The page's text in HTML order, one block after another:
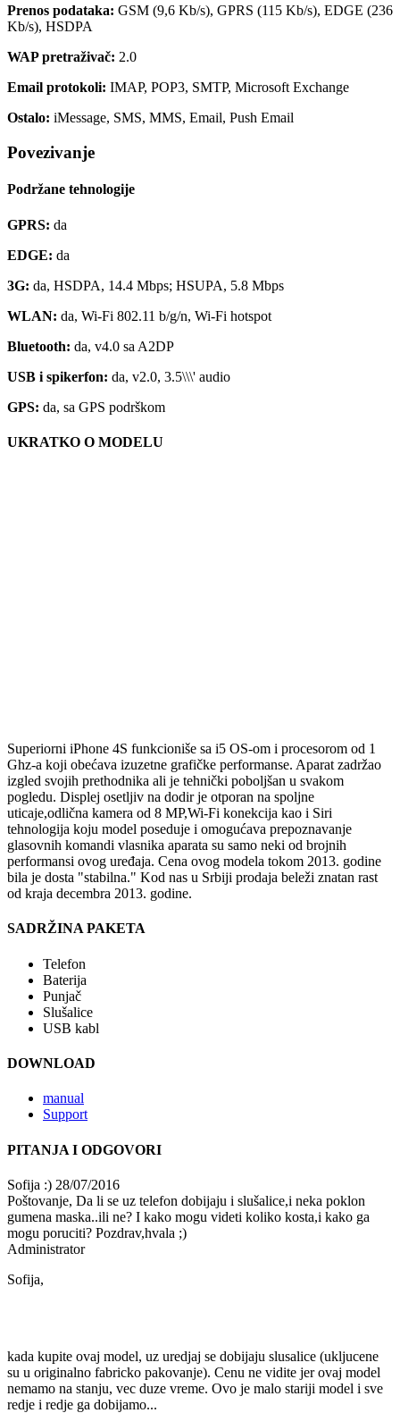
Prenos podataka: GSM (9,6 Kb/s), GPRS (115 Kb/s), EDGE (236
Kb/s), HSDPA
WAP pretraživač: 2.0
Email protokoli: IMAP, POP3, SMTP, Microsoft Exchange
Ostalo: iMessage, SMS, MMS, Email, Push Email
Povezivanje
Podržane tehnologije
GPRS: da
EDGE: da
3G: da, HSDPA, 14.4 Mbps; HSUPA, 5.8 Mbps
WLAN: da, Wi-Fi 802.11 b/g/n, Wi-Fi hotspot
Bluetooth: da, v4.0 sa A2DP
USB i spikerfon: da, v2.0, 3.5\\\' audio
GPS: da, sa GPS podrškom
UKRATKO O MODELU
Superiorni iPhone 4S funkcioniše sa i5 OS-om i procesorom od 1
Ghz-a koji obećava izuzetne grafičke performanse. Aparat zadržao
izgled svojih prethodnika ali je tehnički poboljšan u svakom
pogledu. Displej osetljiv na dodir je otporan na spoljne
uticaje,odlična kamera od 8 MP,Wi-Fi konekcija kao i Siri
tehnologija koju model poseduje i omogućava prepoznavanje
glasovnih komandi vlasnika aparata su samo neki od brojnih
performansi ovog uređaja. Cena ovog modela tokom 2013. godine
bila je dosta "stabilna." Kod nas u Srbiji prodaja beleži znatan rast
od kraja decembra 2013. godine.
SADRŽINA PAKETA
Telefon
Baterija
Punjač
Slušalice
USB kabl
DOWNLOAD
manual
Support
PITANJA I ODGOVORI
Sofija :) 28/07/2016
Poštovanje, Da li se uz telefon dobijaju i slušalice,i neka poklon
gumena maska..ili ne? I kako mogu videti koliko kosta,i kako ga
mogu poruciti? Pozdrav,hvala ;)
Administrator
Sofija,
kada kupite ovaj model, uz uredjaj se dobijaju slusalice (ukljucene
su u originalno fabricko pakovanje). Cenu ne vidite jer ovaj model
nemamo na stanju, vec duze vreme. Ovo je malo stariji model i sve
redje i redje ga dobijamo...